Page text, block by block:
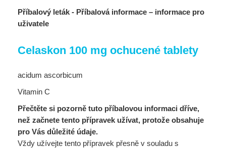
Příbalový leták - Příbalová informace – informace pro
uživatele
Celaskon 100 mg ochucené tablety
acidum ascorbicum
Vitamin C
Přečtěte si pozorně tuto příbalovou informaci dříve,
než začnete tento přípravek užívat, protože obsahuje
pro Vás důležité údaje.
Vždy užívejte tento přípravek přesně v souladu s